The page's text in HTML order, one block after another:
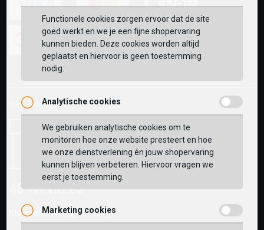
fashion-
vvv-
Onze winkels:
Klantwaarderingen:
Functionele cookies zorgen ervoor dat de site
goed werkt en we je een fijne shopervaring
kunnen bieden. Deze cookies worden altijd
geplaatst en hiervoor is geen toestemming
nodig.
Analytische cookies
We gebruiken analytische cookies om te
monitoren hoe onze website presteert en hoe
we onze dienstverlening én jouw shopervaring
kunnen blijven verbeteren. Hiervoor vragen we
eerst je toestemming.
Marketing cookies